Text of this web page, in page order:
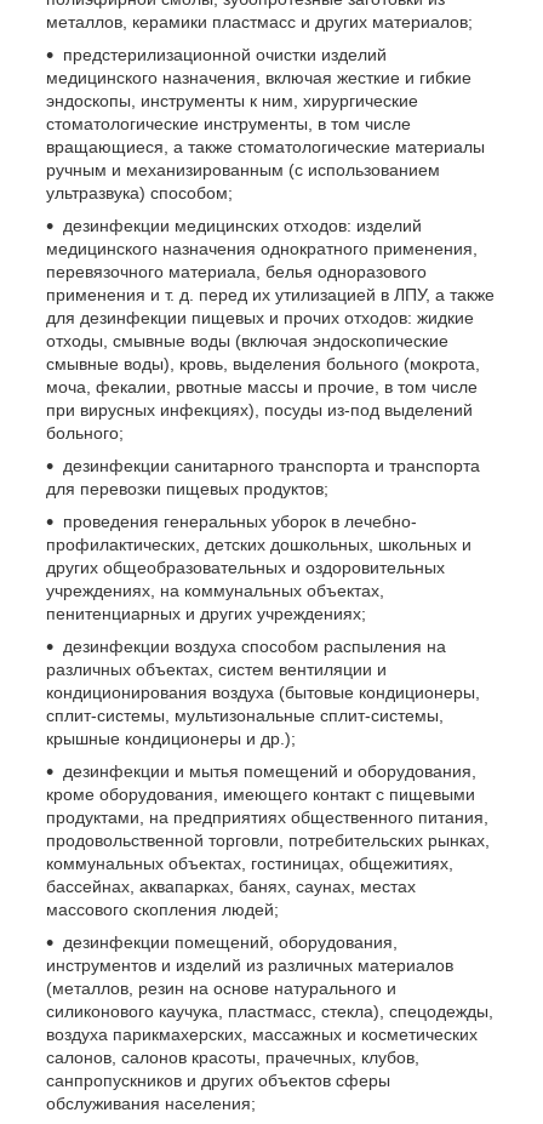
металлов, керамики пластмасс и других материалов;
предстерилизационной очистки изделий
медицинского назначения, включая жесткие и гибкие
эндоскопы, инструменты к ним, хирургические
стоматологические инструменты, в том числе
вращающиеся, а также стоматологические материалы
ручным и механизированным (с использованием
ультразвука) способом;
дезинфекции медицинских отходов: изделий
медицинского назначения однократного применения,
перевязочного материала, белья одноразового
применения и т. д. перед их утилизацией в ЛПУ, а также
для дезинфекции пищевых и прочих отходов: жидкие
отходы, смывные воды (включая эндоскопические
смывные воды), кровь, выделения больного (мокрота,
моча, фекалии, рвотные массы и прочие, в том числе
при вирусных инфекциях), посуды из-под выделений
больного;
дезинфекции санитарного транспорта и транспорта
для перевозки пищевых продуктов;
проведения генеральных уборок в лечебно-
профилактических, детских дошкольных, школьных и
других общеобразовательных и оздоровительных
учреждениях, на коммунальных объектах,
пенитенциарных и других учреждениях;
дезинфекции воздуха способом распыления на
различных объектах, систем вентиляции и
кондиционирования воздуха (бытовые кондиционеры,
сплит-системы, мультизональные сплит-системы,
крышные кондиционеры и др.);
дезинфекции и мытья помещений и оборудования,
кроме оборудования, имеющего контакт с пищевыми
продуктами, на предприятиях общественного питания,
продовольственной торговли, потребительских рынках,
коммунальных объектах, гостиницах, общежитиях,
бассейнах, аквапарках, банях, саунах, местах
массового скопления людей;
дезинфекции помещений, оборудования,
инструментов и изделий из различных материалов
(металлов, резин на основе натурального и
силиконового каучука, пластмасс, стекла), спецодежды,
воздуха парикмахерских, массажных и косметических
салонов, салонов красоты, прачечных, клубов,
санпропускников и других объектов сферы
обслуживания населения;